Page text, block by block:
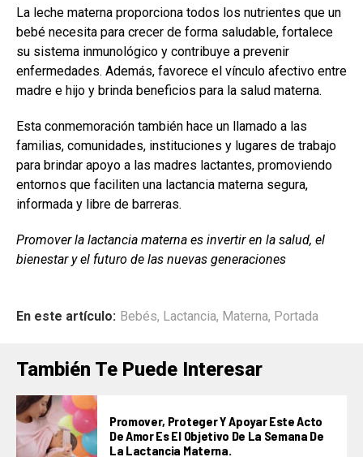
La leche materna proporciona todos los nutrientes que un
bebé necesita para crecer de forma saludable, fortalece
su sistema inmunológico y contribuye a prevenir
enfermedades. Además, favorece el vínculo afectivo entre
madre e hijo y brinda beneficios para la salud materna.
Esta conmemoración también hace un llamado a las
familias, comunidades, instituciones y lugares de trabajo
para brindar apoyo a las madres lactantes, promoviendo
entornos que faciliten una lactancia materna segura,
informada y libre de barreras.
Promover la lactancia materna es invertir en la salud, el
bienestar y el futuro de las nuevas generaciones
En este artículo: Bebés, Lactancia, Materna, Portada
También Te Puede Interesar
Promover, Proteger Y Apoyar Este Acto
De Amor Es El Objetivo De La Semana De
La Lactancia Materna.